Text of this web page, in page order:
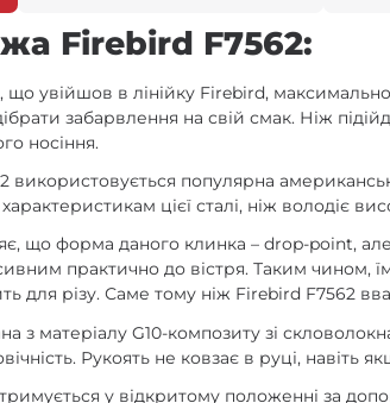
Firebird F7562:
що увійшов в лінійку Firebird,
забарвлення на свій смак. Ніж
носіння.
використовується популярна
цієї сталі, ніж володіє
що форма даного клинка – drop-point,
практично до вістря. Таким чином,
для різу. Саме тому ніж Firebird F7562
з матеріалу G10-композиту зі
Рукоять не ковзає в руці,
у відкритому положенні за